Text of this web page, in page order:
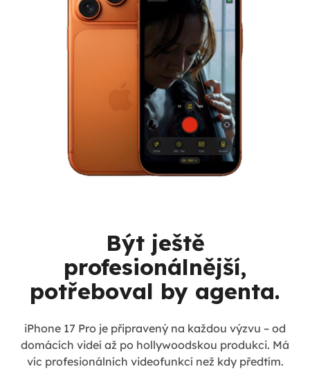
Být ještě
profesionálnější,
potřeboval by agenta.
iPhone 17 Pro je připravený na každou výzvu – od
domácích videí až po hollywoodskou produkci. Má
víc profesionálních videofunkcí než kdy předtím.